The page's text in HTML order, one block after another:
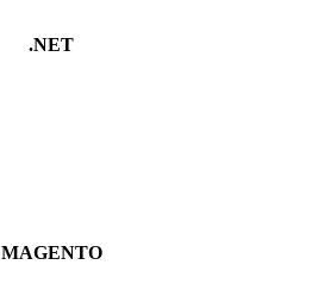
.NET
MAGENTO